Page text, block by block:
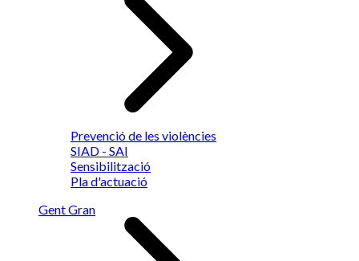
Prevenció de les violències
SIAD - SAI
Sensibilització
Pla d'actuació
Gent Gran